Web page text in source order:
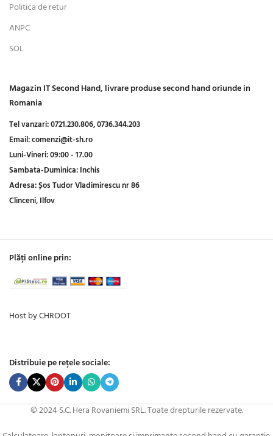
Politica de retur
ANPC
SOL
Magazin IT Second Hand, livrare produse second hand oriunde in
Romania
Tel vanzari:0721.230.806,0736.344.203
Email:comenzi@it-sh.ro
Luni-Vineri:09:00 - 17.00
Sambata-Duminica:Inchis
Adresa:Șos Tudor Vladimirescu nr 86
Clinceni, Ilfov
Plăți online prin:
Host by CHROOT
Distribuie pe rețele sociale:
© 2024 S.C. Hera Rovaniemi SRL. Toate drepturile rezervate.